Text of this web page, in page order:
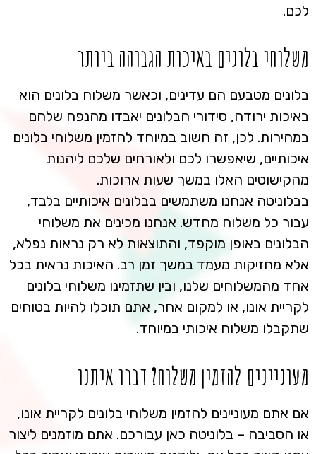
לכם.
משלוחי בלונים באיכות הגבוהה ביותר
בלונים מטבעם הם עדינים, וכאשר משלוח בלונים הוא
באיכות ירודה, סידורי הבלונים יאבדו מהנפח שלהם
במהירות. לכן, זה חשוב במיוחד להזמין משלוחי בלונים
איכותיים, שיאפשרו לכם ולאורחים שלכם ליהנות
מהקישוטים האלו במשך שעות ארוכות.
בבלוניטה אנחנו משתמשים בבלונים איכותיים בלבד,
עבור כל משלוח מחדש. אנחנו מכינים את משלוחי
הבלונים באופן מוקפד, והתוצאות לא רק נראות נפלא,
אלא מחזיקות מעמד במשך זמן רב. האיכות נראית בכל
אחד מהמשלוחים שלנו, ובין שתזמינו משלוחי בלונים
לקריית אונו, או למקום אחר, אתם תוכלו להיות בטוחים
שתקבלו משלוח איכותי במיוחד.
מעוניינים להזמין משלוח? דברו איתנו
אם אתם מעוניינים להזמין משלוחי בלונים לקריית אונו,
או הסביבה – בלוניטה כאן עבורכם. אתם מוזמנים ליצור